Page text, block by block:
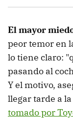
El mayor
peor temor en
lo tiene claro:
pasando al
Y el motivo,
llegar tarde a
tomado por